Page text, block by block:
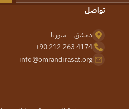
تواصل
دمشق — سوريا
+90 212 263 4174
info@omrandirasat.org